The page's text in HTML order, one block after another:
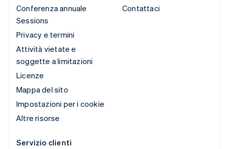
Conferenza annuale
Sessions
Privacy e termini
Attività vietate e
soggette a limitazioni
Licenze
Mappa del sito
Impostazioni per i cookie
Altre risorse
Contattaci
Servizio clienti